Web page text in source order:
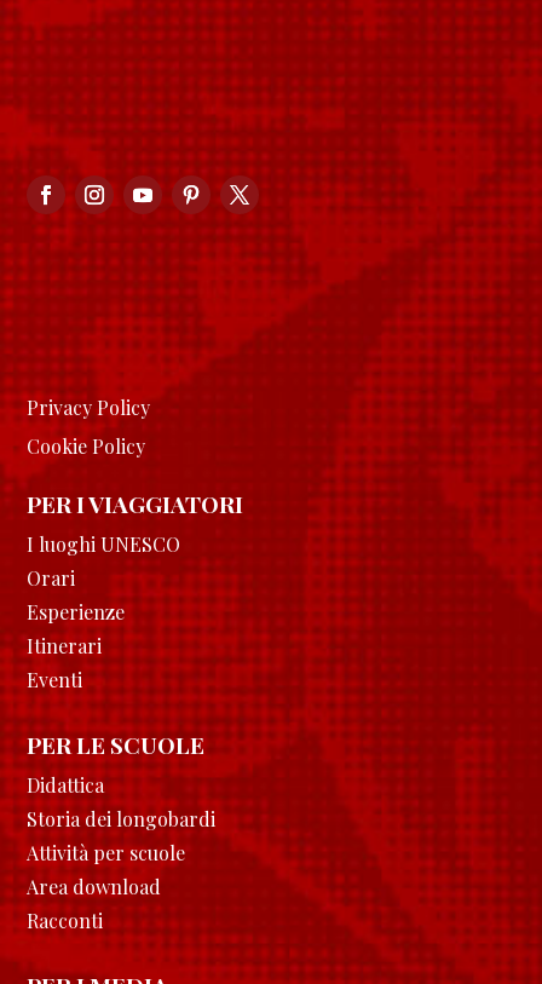
Privacy Policy
Cookie Policy
PER I VIAGGIATORI
I luoghi UNESCO
Orari
Esperienze
Itinerari
Eventi
PER LE SCUOLE
Didattica
Storia dei longobardi
Attività per scuole
Area download
Racconti